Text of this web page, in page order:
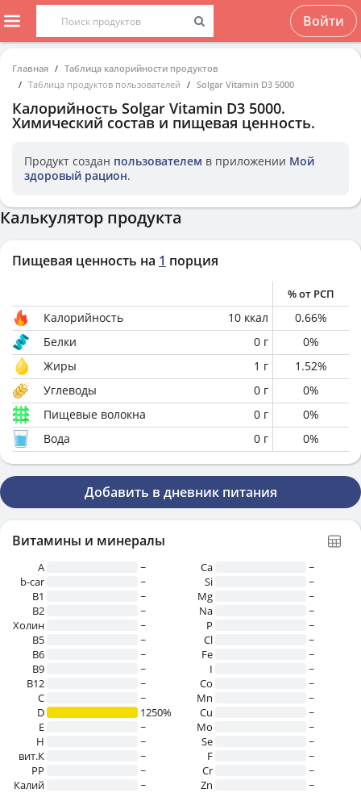
Войти
Главная
Таблица калорийности продуктов
Таблица продуктов пользователей
Solgar Vitamin D3 5000
Калорийность Solgar Vitamin D3 5000.
Химический состав и пищевая ценность.
Продукт создан пользователем в приложении Мой
здоровый рацион.
Калькулятор продукта
Пищевая ценность на 1 порция
% от РСП
Калорийность 10 ккал 0.66%
Белки
0 г 0%
Жиры
1 г 1.52%
Углеводы
0 г 0%
Пищевые волокна
0 г 0%
Вода
0 г 0%
Добавить в дневник питания
Витамины и минералы
A
~
b-car
~
В1
~
B2
~
Холин
~
B5
~
B6
~
B9
~
B12
~
C
~
D
1250%
E
~
H
~
вит.К
~
PP
~
Калий
~
Ca
~
Si
~
Mg
~
Na
~
P
~
Cl
~
Fe
~
I
~
Co
~
Mn
~
Cu
~
Mo
~
Se
~
F
~
Cr
~
Zn
~